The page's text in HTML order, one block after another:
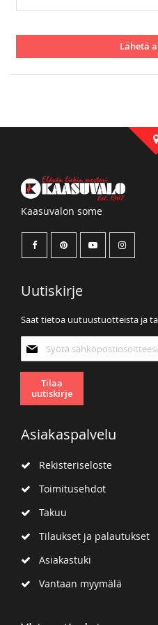
Lähetä
Kaasuvalon some
Uutiskirje
Saat tietoa uutuustuotteista ja
uutiskirjeemme:
Tilaa
uutiskirje
Asiakaspalvelu
Rekisteriseloste
Toimitusehdot
Takuu
Tilaukset ja palautukset
Asiakastuki
Vantaan myymälä